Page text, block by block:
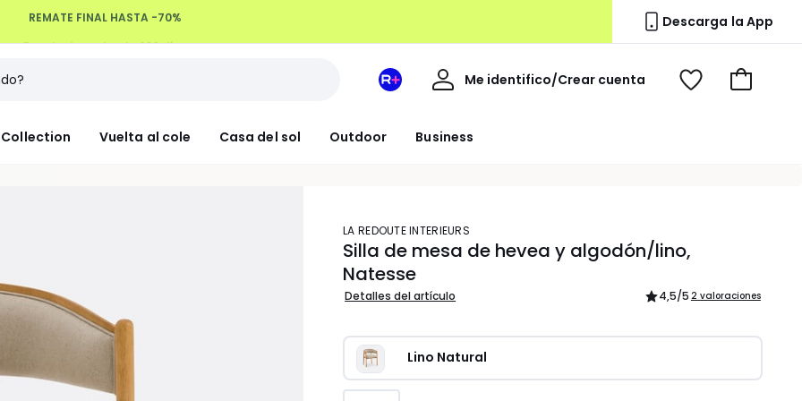
Devoluciones hasta 100 días Descarga la App
Collection Vuelta al cole Casa del sol Outdoor Business
Mi
Redoute
Me identifico/Crear cuenta
Mi
Ver
Ir
LA REDOUTE INTERIEURS
Silla de mesa de hevea y algodón/lino,
Natesse
Detalles del artículo 4,5/5 2 valoraciones
Lino Natural